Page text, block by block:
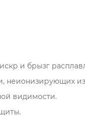
и брызг
неионизирующих
видимости.